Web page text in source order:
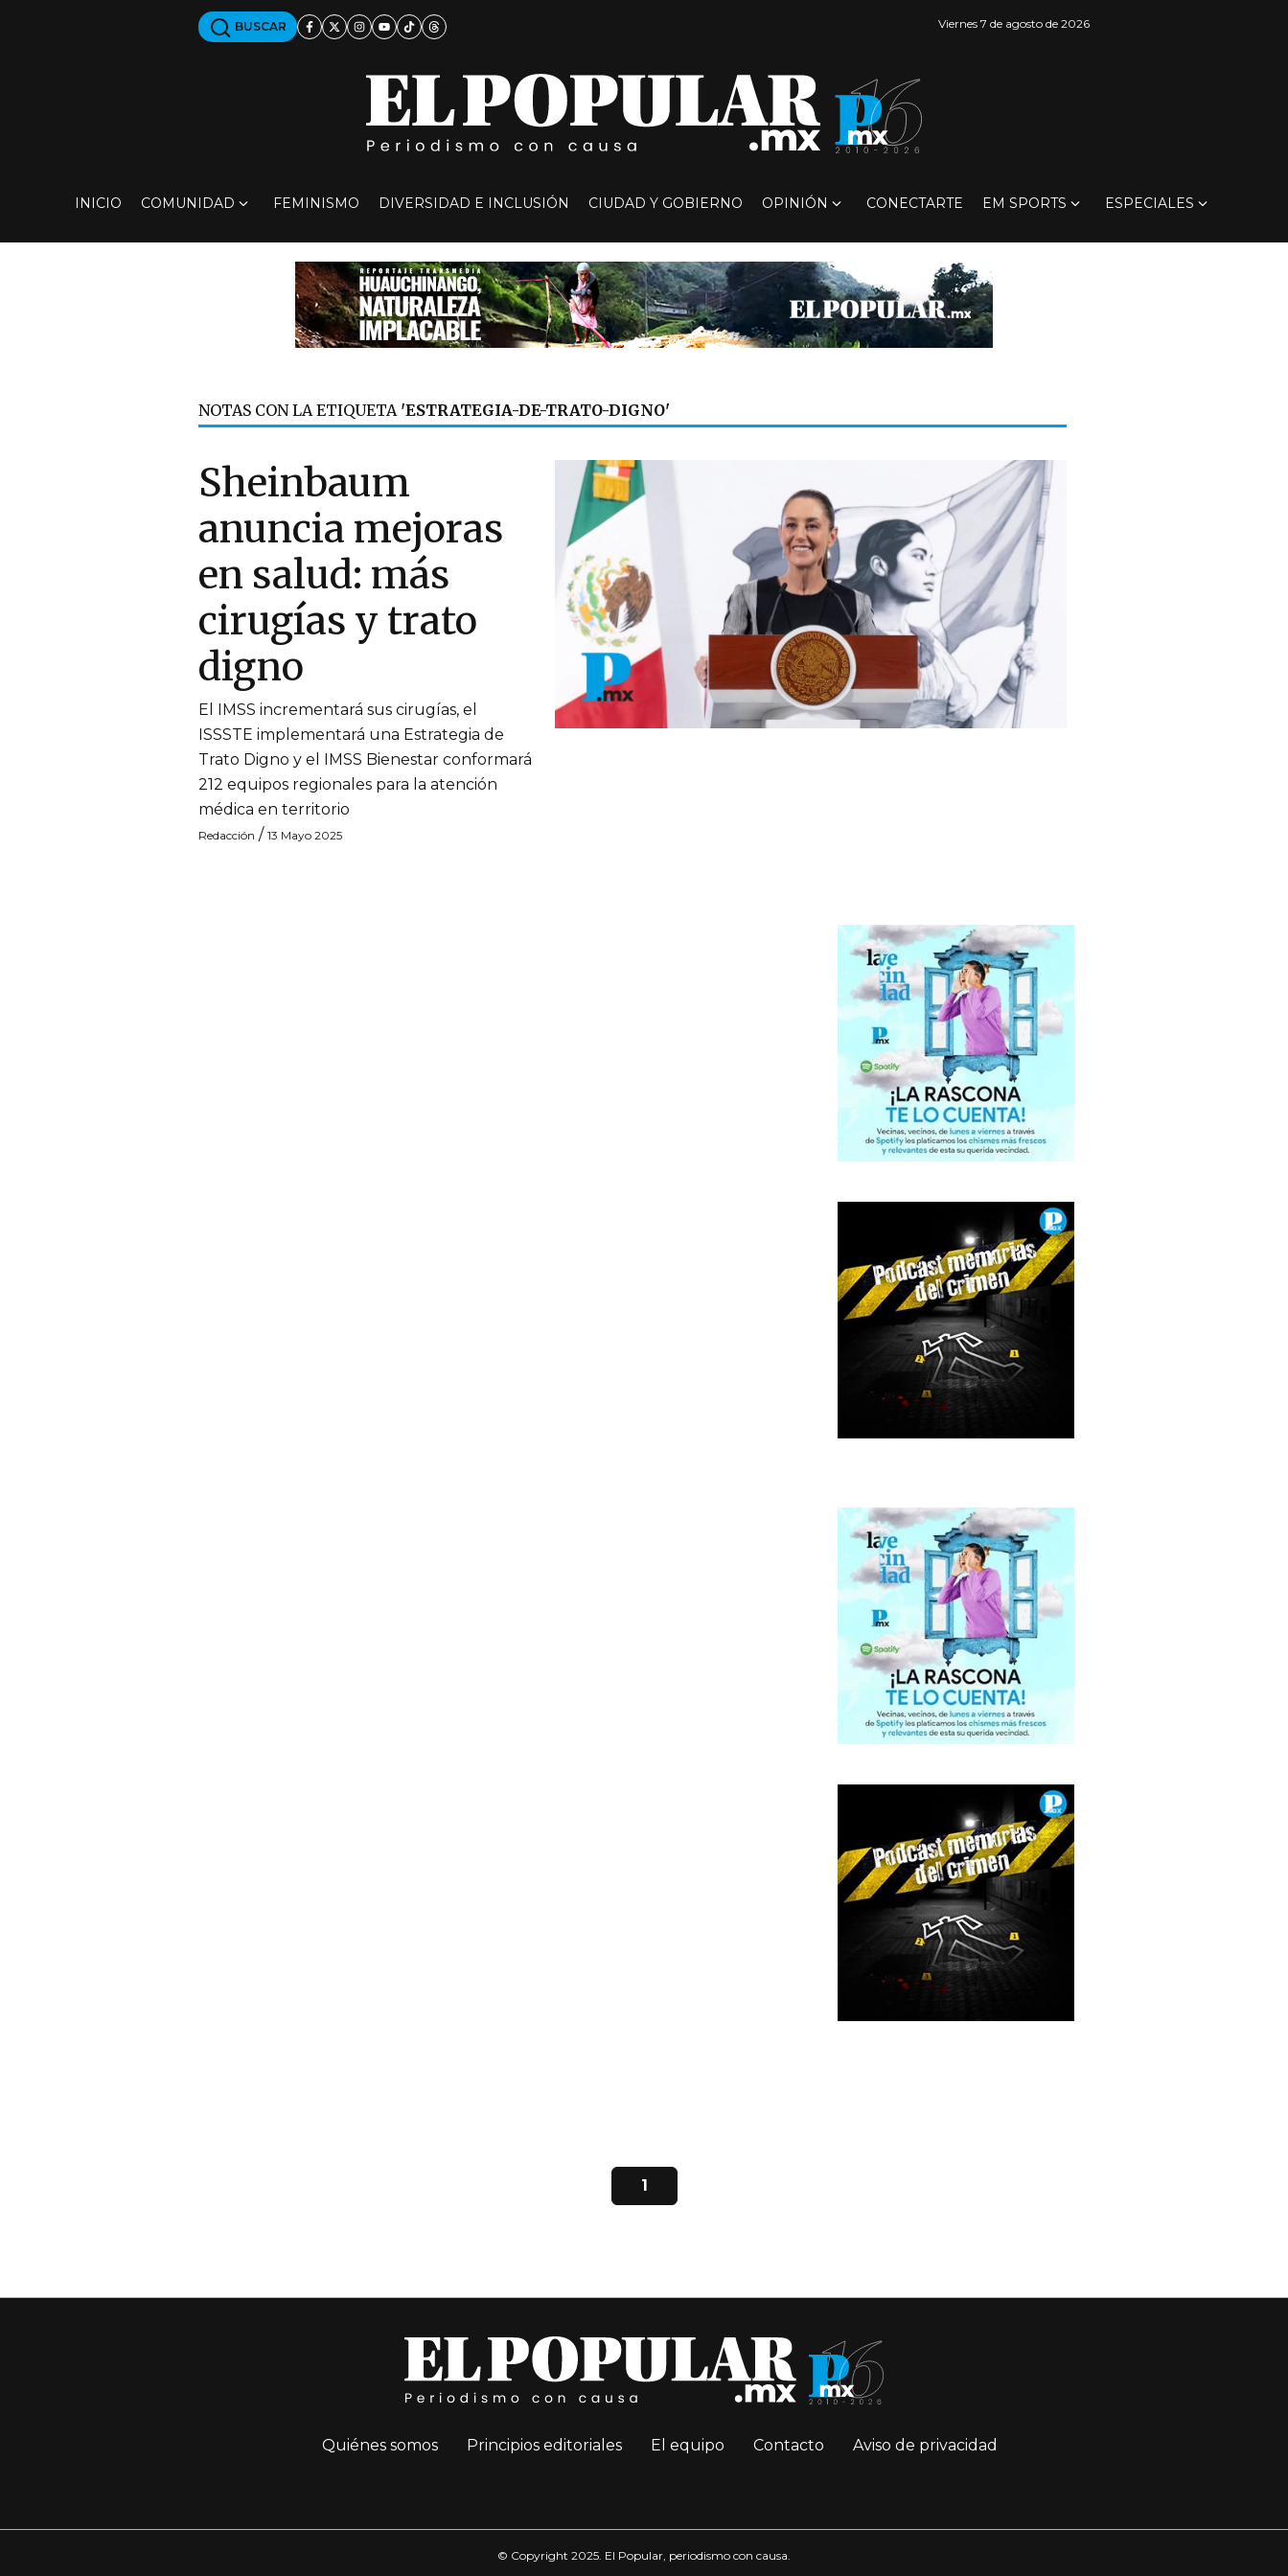
BUSCAR Viernes 7 de agosto de 2026
INICIO COMUNIDAD FEMINISMO DIVERSIDAD E INCLUSIÓN CIUDAD Y GOBIERNO OPINIÓN CONECTARTE EM SPORTS ESPECIALES
NOTAS CON LA ETIQUETA 'ESTRATEGIA-DE-TRATO-DIGNO'
Sheinbaum
anuncia mejoras
en salud: más
cirugías y trato
digno
El IMSS incrementará sus cirugías, el
ISSSTE implementará una Estrategia de
Trato Digno y el IMSS Bienestar conformará
212 equipos regionales para la atención
médica en territorio
Redacción / 13 Mayo 2025
1
Quiénes somos Principios editoriales El equipo Contacto Aviso de privacidad
© Copyright 2025. El Popular, periodismo con causa.